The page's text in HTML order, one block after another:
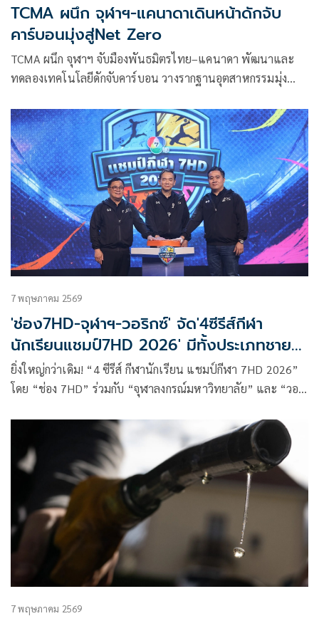
TCMA ผนึก จุฬาฯ-แคนาดาเดินหน้าดักจับ
คาร์บอนมุ่งสู่Net Zero
TCMA ผนึก จุฬาฯ จับมืองพันธมิตรไทย–แคนาดา พัฒนาและ
ทดลองเทคโนโลยีดักจับคาร์บอน วางรากฐานอุตสาหกรรมมุ่ง
7 พฤษภาคม 2569
'ช่อง7HD-จุฬาฯ-วอริกซ์' จัด'4ซีรีส์กีฬา
นักเรียนแชมป์7HD 2026' มีทั้งประเภทชาย-
หญิง
ยิ่งใหญ่กว่าเดิม! “4 ซีรีส์ กีฬานักเรียน แชมป์กีฬา 7HD 2026”
โดย “ช่อง 7HD” ร่วมกับ “จุฬาลงกรณ์มหาวิทยาลัย” และ “วอ
นักเรียน ขยายประเภทชาย-หญิง เพิ่มโอกาสนักกีฬาเยาวชน
ประเดิมเปิดทัวร์นาเมนต์แรงเต็มสปีดด้วยซีรีส์แรก
“บาสเกตบอล 3×3 นักเรียนชาย” แฟนแม่นห่วงห้ามพลาด ! นัด
แรก 16 พฤษภาคมนี้
7 พฤษภาคม 2569